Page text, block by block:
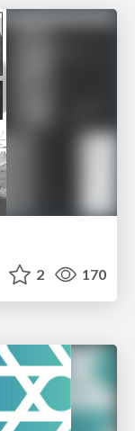
2 170